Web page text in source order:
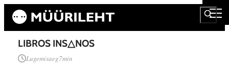
LIBROS INS△NOS
Lugemisaeg7min